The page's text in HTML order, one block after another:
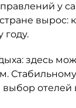
у
вырос:
году.
здесь
Стабильному
отелей